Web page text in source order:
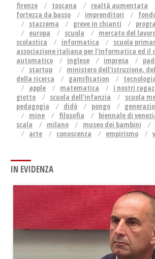
firenze toscana realtà aumentata
fortezza da basso
imprenditori
stazzema
greve in chianti
europa
scuola mercato del
scolastica
informatica
scuola
associazione italiana per l'informatica ed il
automatico
inglese impresa
startup
ministero dell'istruzione,
della ricerca
gamification
apple
matematica i nostri
giotto
scuola dell'infanzia
scuola
pedagogia
didò pongo
mine
filosofia biennale di
scala
milano museo dei bambini
arte
conoscenza empirismo
IN EVIDENZA